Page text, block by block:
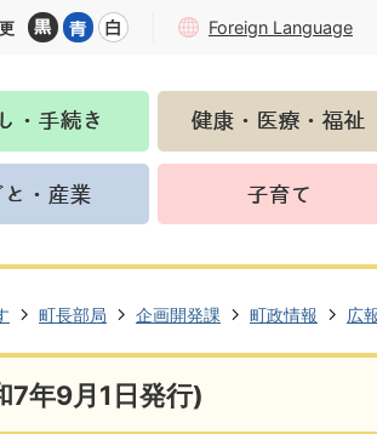
Foreign Language
町長部局 企画開発課 町政情報 広
7年9月1日発行)